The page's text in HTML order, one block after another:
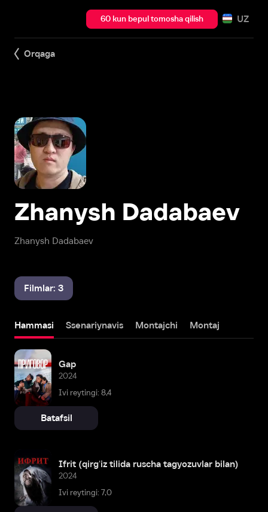
60 kun bepul tomosha qilish UZ
Orqaga
Zhanysh Dadabaev
Zhanysh Dadabaev
Filmlar: 3
Hammasi Ssenariynavis Montajchi Montaj
Gap
2024
Ivi reytingi: 8,4
Batafsil
Ifrit (qirgʻiz tilida ruscha tagyozuvlar bilan)
2024
Ivi reytingi: 7,0